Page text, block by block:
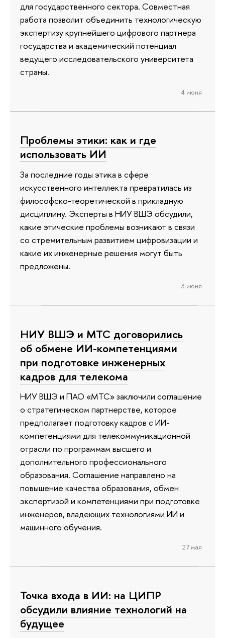
для государственного сектора. Совместная
работа позволит объединить технологическую
экспертизу крупнейшего цифрового партнера
государства и академический потенциал
ведущего исследовательского университета
страны.
4 июня
Проблемы этики: как и где
использовать ИИ
За последние годы этика в сфере
искусственного интеллекта превратилась из
философско-теоретической в прикладную
дисциплину. Эксперты в НИУ ВШЭ обсудили,
какие этические проблемы возникают в связи
со стремительным развитием цифровизации и
какие их инженерные решения могут быть
предложены.
3 июня
НИУ ВШЭ и МТС договорились
об обмене ИИ-компетенциями
при подготовке инженерных
кадров для телекома
НИУ ВШЭ и ПАО «МТС» заключили соглашение
о стратегическом партнерстве, которое
предполагает подготовку кадров с ИИ-
компетенциями для телекоммуникационной
отрасли по программам высшего и
дополнительного профессионального
образования. Соглашение направлено на
повышение качества образования, обмен
экспертизой и компетенциями при подготовке
инженеров, владеющих технологиями ИИ и
машинного обучения.
27 мая
Точка входа в ИИ: на ЦИПР
обсудили влияние технологий на
будущее